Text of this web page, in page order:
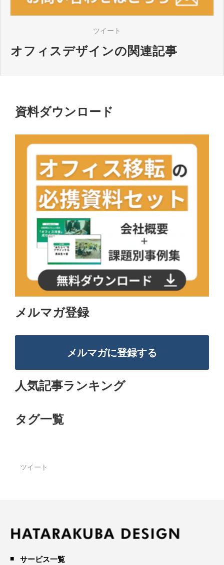
ツイート
オフィスデザインの関連記事
資料ダウンロード
メルマガ登録
メルマガに登録する
人気記事ランキング
タグ一覧
ツイート
サービス一覧